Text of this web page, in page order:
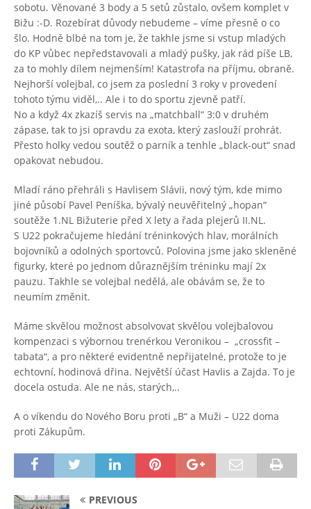
sobotu. Věnované 3 body a 5 setů zůstalo, ovšem komplet v
Bižu :-D. Rozebírat důvody nebudeme – víme přesně o co
šlo. Hodně blbé na tom je, že takhle jsme si vstup mladých
do KP vůbec nepředstavovali a mladý pušky, jak rád píše LB,
za to mohly dílem nejmenším! Katastrofa na příjmu, obraně.
Nejhorší volejbal, co jsem za poslední 3 roky v provedení
tohoto týmu viděl,.. Ale i to do sportu zjevně patří.
No a když 4x zkazíš servis na „matchball“ 3:0 v druhém
zápase, tak to jsi opravdu za exota, který zaslouží prohrát.
Přesto holky vedou soutěž o parník a tenhle „black-out“ snad
opakovat nebudou.
Mladí ráno přehráli s Havlisem Slávii, nový tým, kde mimo
jiné působí Pavel Peníška, bývalý neuvěřitelný „hopan“
soutěže 1.NL Bižuterie před X lety a řada plejerů II.NL.
S U22 pokračujeme hledání tréninkových hlav, morálních
bojovníků a odolných sportovců. Polovina jsme jako skleněné
figurky, které po jednom důraznějším tréninku mají 2x
pauzu. Takhle se volejbal nedělá, ale obávám se, že to
neumím změnit.
Máme skvělou možnost absolvovat skvělou volejbalovou
kompenzaci s výbornou trenérkou Veronikou – „crossfit –
tabata“, a pro některé evidentně nepřijatelné, protože to je
echtovní, hodinová dřina. Největší účast Havlis a Zajda. To je
docela ostuda. Ale ne nás, starých,..
A o víkendu do Nového Boru proti „B“ a Muži – U22 doma
proti Zákupům.
PREVIOUS